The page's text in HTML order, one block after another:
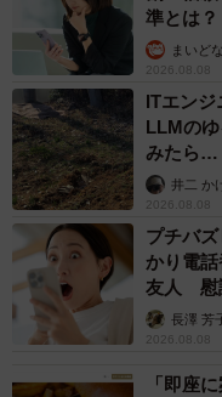
準とは？
まいど
2026.08.08
ITエン
LLMの
みたら…
るか井二 か
2026.08.08
プチバ
かり電
友人 慰
解説】
長澤 芳
2026.08.08
「即座